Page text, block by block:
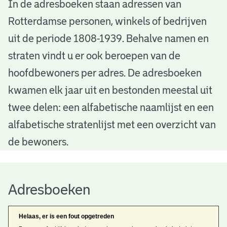
A
d
e
b
o
e
e
In de adresboeken staan adressen van
Rotterdamse personen, winkels of bedrijven
uit de periode 1808-1939. Behalve namen en
straten vindt u er ook beroepen van de
hoofdbewoners per adres. De adresboeken
kwamen elk jaar uit en bestonden meestal uit
twee delen: een alfabetische naamlijst en een
alfabetische stratenlijst met een overzicht van
de bewoners.
Adresboeken
Helaas, er is een fout opgetreden